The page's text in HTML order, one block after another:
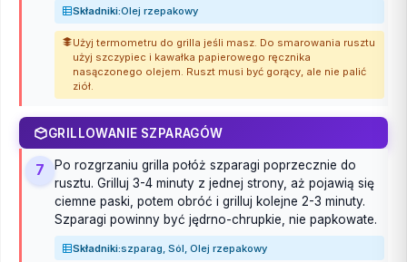
Składniki:Olej rzepakowy
Użyj termometru do grilla jeśli masz. Do smarowania rusztu
użyj szczypiec i kawałka papierowego ręcznika
nasączonego olejem. Ruszt musi być gorący, ale nie palić
ziół.
GRILLOWANIE SZPARAGÓW
7
Po rozgrzaniu grilla połóż szparagi poprzecznie do
rusztu. Grilluj 3-4 minuty z jednej strony, aż pojawią się
ciemne paski, potem obróć i grilluj kolejne 2-3 minuty.
Szparagi powinny być jędrno-chrupkie, nie papkowate.
Składniki:szparag, Sól, Olej rzepakowy